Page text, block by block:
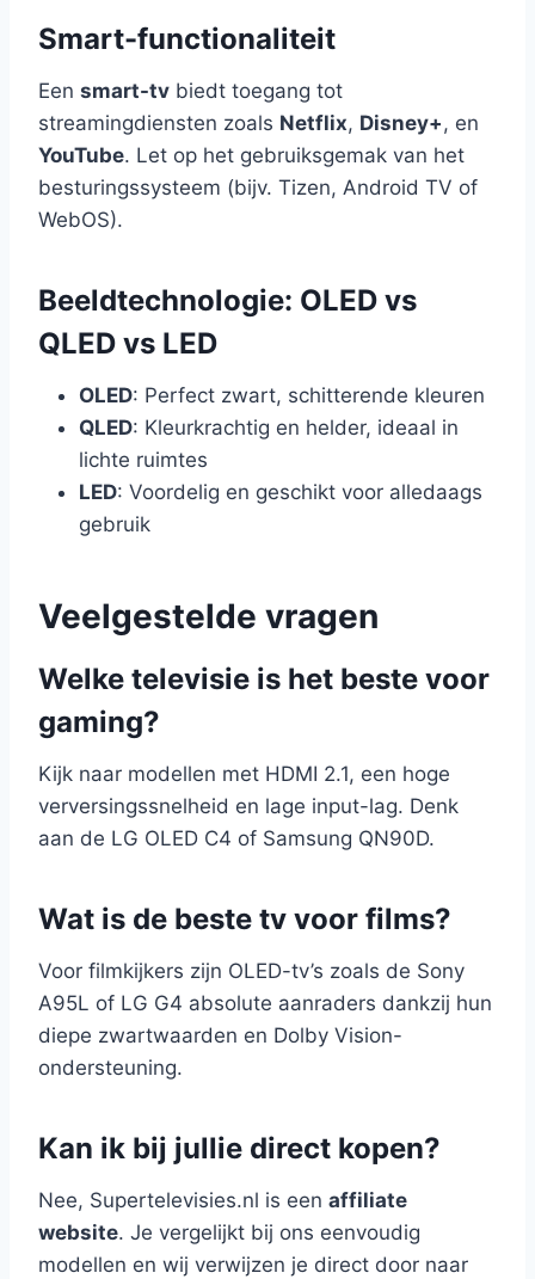
Smart-functionaliteit
Een smart-tv biedt toegang tot
streamingdiensten zoals Netflix, Disney+, en
YouTube. Let op het gebruiksgemak van het
besturingssysteem (bijv. Tizen, Android TV of
WebOS).
Beeldtechnologie: OLED vs
QLED vs LED
OLED: Perfect zwart, schitterende kleuren
QLED: Kleurkrachtig en helder, ideaal in
lichte ruimtes
LED: Voordelig en geschikt voor alledaags
gebruik
Veelgestelde vragen
Welke televisie is het beste voor
gaming?
Kijk naar modellen met HDMI 2.1, een hoge
verversingssnelheid en lage input-lag. Denk
aan de LG OLED C4 of Samsung QN90D.
Wat is de beste tv voor films?
Voor filmkijkers zijn OLED-tv’s zoals de Sony
A95L of LG G4 absolute aanraders dankzij hun
diepe zwartwaarden en Dolby Vision-
ondersteuning.
Kan ik bij jullie direct kopen?
Nee, Supertelevisies.nl is een affiliate
website. Je vergelijkt bij ons eenvoudig
modellen en wij verwijzen je direct door naar